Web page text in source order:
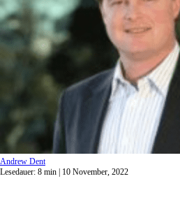
Andrew Dent
Lesedauer: 8 min | 10 November, 2022